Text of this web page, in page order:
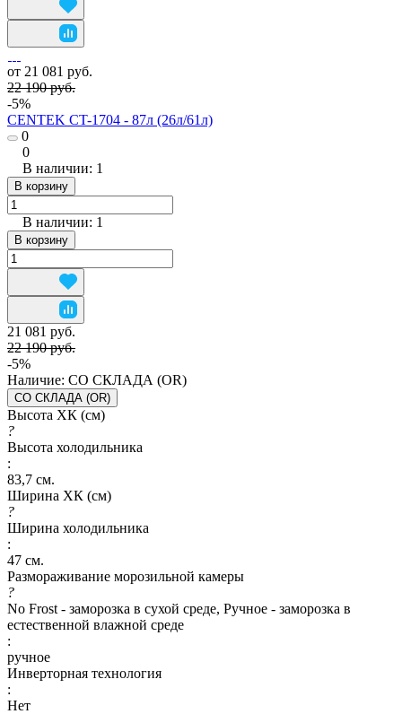
от 21 081 руб.
22 190 руб.
-5%
CENTEK CT-1704 - 87л (26л/61л)
0
0
В наличии: 1
В корзину
В наличии: 1
В корзину
21 081 руб.
22 190 руб.
-5%
Наличие: СО СКЛАДА (OR)
СО СКЛАДА (OR)
Высота ХК (см)
?
Высота холодильника
:
83,7 см.
Ширина ХК (см)
?
Ширина холодильника
:
47 см.
Размораживание морозильной камеры
?
No Frost - заморозка в сухой среде, Ручное - заморозка в
естественной влажной среде
:
ручное
Инверторная технология
:
Нет